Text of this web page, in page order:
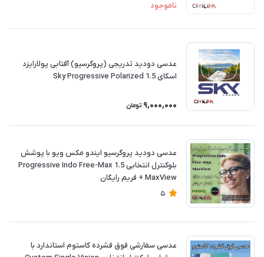
ناموجود
عدسی دودید تدریجی (پروگرسیو) آفتابی پولارایزد
اسکای Sky Progressive Polarized 1.5
9,000,000 تومان
عدسی دودید پروگرسیو ایندو مکس ویو با پوشش
بلوکنترل انتخابی 1.5 Progressive Indo Free-Max
MaxView + فريم رايگان
5
عدسی سفارشی فوق فشرده کاستوم استاندارد با